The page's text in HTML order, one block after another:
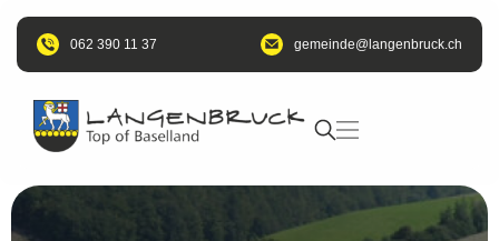
062 390 11 37 hc.kcurbnegnal
@edniemeg